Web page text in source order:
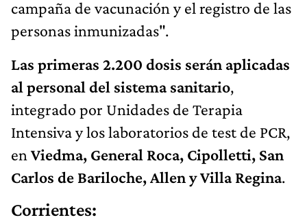
campaña de vacunación y el registro de las
personas inmunizadas".
Las primeras 2.200 dosis serán aplicadas
al personal del sistema sanitario,
integrado por Unidades de Terapia
Intensiva y los laboratorios de test de PCR,
en Viedma, General Roca, Cipolletti, San
Carlos de Bariloche, Allen y Villa Regina.
Corrientes: